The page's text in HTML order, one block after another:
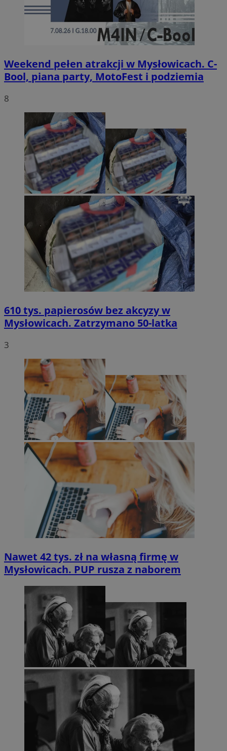
Weekend pełen atrakcji w Mysłowicach. C-
Bool, piana party, MotoFest i podziemia
8
610 tys. papierosów bez akcyzy w
Mysłowicach. Zatrzymano 50-latka
3
Nawet 42 tys. zł na własną firmę w
Mysłowicach. PUP rusza z naborem